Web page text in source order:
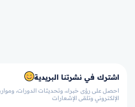
اشترك في نشرتنا البريدية
احصل على رؤى خبراء، وتحديثات الدورات،
الإلكتروني وتلقى الإشعارات